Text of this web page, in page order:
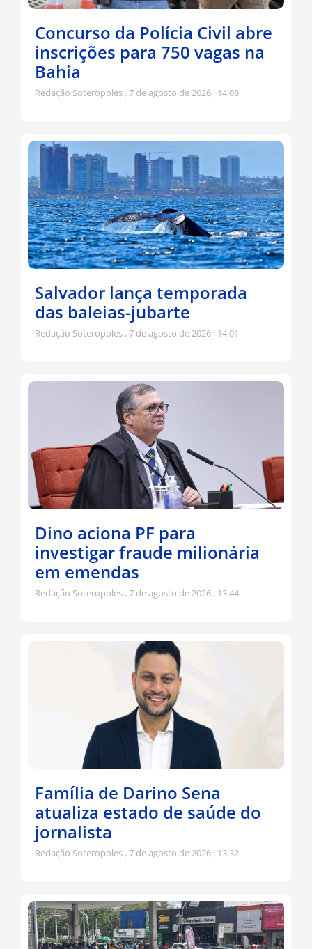
Concurso da Polícia Civil abre
inscrições para 750 vagas na
Bahia
Redação Soteropoles 7 de agosto de 2026 14:08
Salvador lança temporada
das baleias-jubarte
Redação Soteropoles 7 de agosto de 2026 14:01
Dino aciona PF para
investigar fraude milionária
em emendas
Redação Soteropoles 7 de agosto de 2026 13:44
Família de Darino Sena
atualiza estado de saúde do
jornalista
Redação Soteropoles 7 de agosto de 2026 13:32